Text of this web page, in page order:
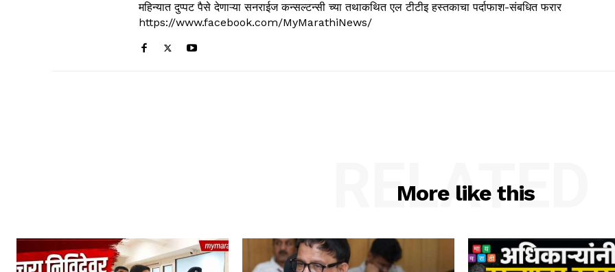
महिन्यात दुप्पट पैसे देणाऱ्या सनराईज कन्सल्टन्सी च्या तथाकथित एल टीटीइ हस्तकाचा पर्दाफाश-संबधित फरार
https://www.facebook.com/MyMarathiNews/
More like this
RELATED